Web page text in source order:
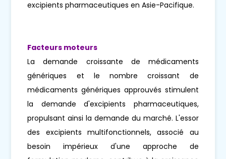
excipients pharmaceutiques en Asie-Pacifique.
Facteurs moteurs
La demande croissante de médicaments
génériques et le nombre croissant de
médicaments génériques approuvés stimulent
la demande d'excipients pharmaceutiques,
propulsant ainsi la demande du marché. L'essor
des excipients multifonctionnels, associé au
besoin impérieux d'une approche de